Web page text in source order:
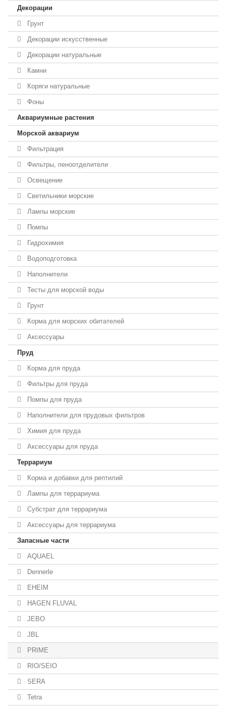
Декорации
Грунт
Декорации искусственные
Декорации натуральные
Камни
Коряги натуральные
Фоны
Аквариумные растения
Морской аквариум
Фильтрация
Фильтры, пеноотделители
Освещение
Светильники морские
Лампы морские
Помпы
Гидрохимия
Водоподготовка
Наполнители
Тесты для морской воды
Грунт
Корма для морских обитателей
Аксессуары
Пруд
Корма для пруда
Фильтры для пруда
Помпы для пруда
Наполнители для прудовых фильтров
Химия для пруда
Аксессуары для пруда
Террариум
Корма и добавки для рептилий
Лампы для террариума
Субстрат для террариума
Аксессуары для террариума
Запасные части
AQUAEL
Dennerle
EHEIM
HAGEN FLUVAL
JEBO
JBL
PRIME
RIO/SEIO
SERA
Tetra